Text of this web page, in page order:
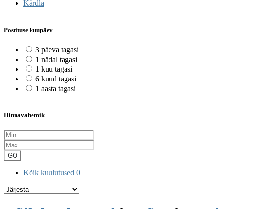
Kärdla
Postituse kuupäev
3 päeva tagasi
1 nädal tagasi
1 kuu tagasi
6 kuud tagasi
1 aasta tagasi
Hinnavahemik
GO
Kõik kuulutused 0